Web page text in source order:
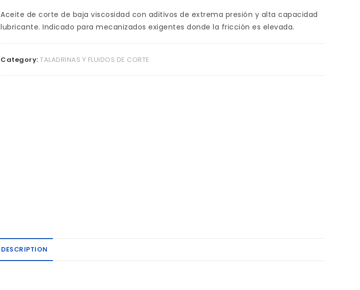
Aceite de corte de baja viscosidad con aditivos de extrema presión y alta capacidad
lubricante. Indicado para mecanizados exigentes donde la fricción es elevada.
Category: TALADRINAS Y FLUIDOS DE CORTE
DESCRIPTION